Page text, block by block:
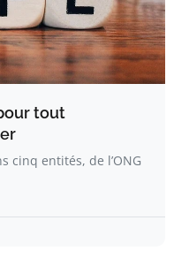
tout
cinq entités, de l’ONG